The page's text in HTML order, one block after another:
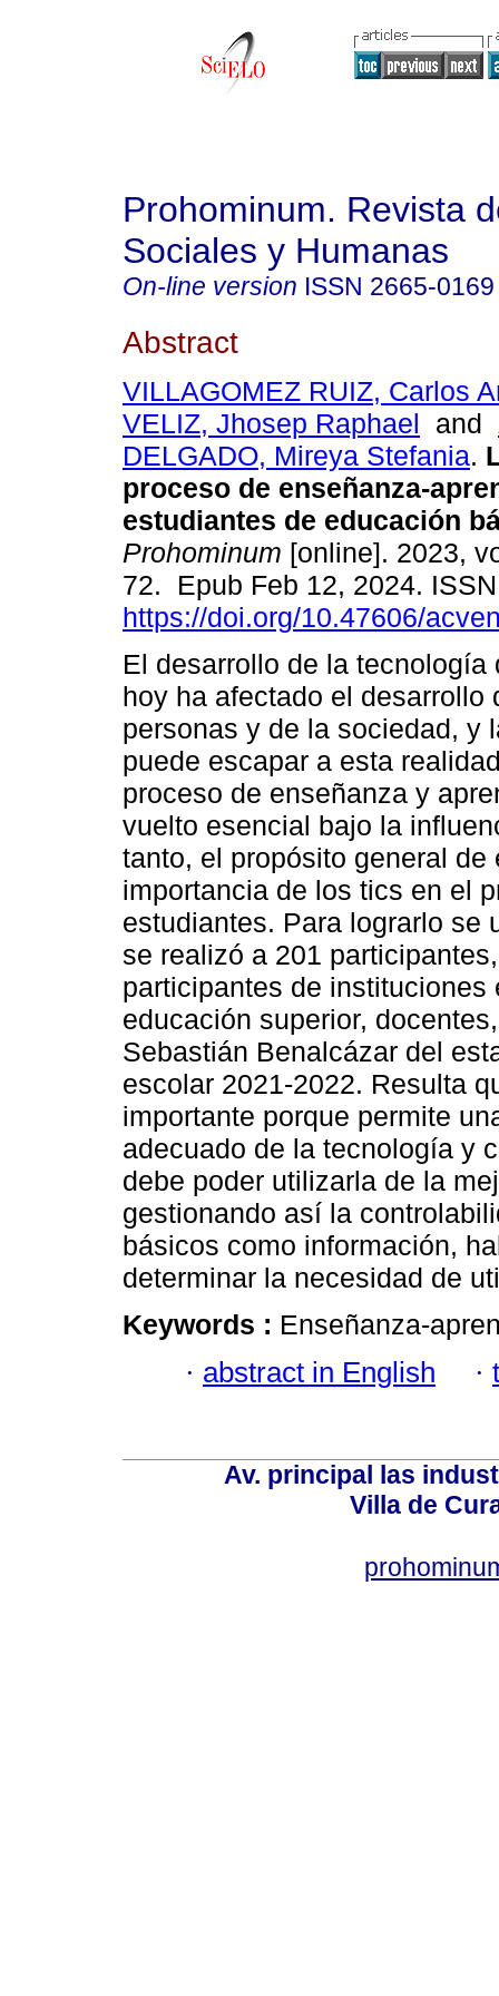
Prohominum. Revista
Sociales y Humanas
On-line version ISSN 2665-0169
Abstract
VILLAGOMEZ RUIZ, Carlos
VELIZ, Jhosep Raphael and
DELGADO, Mireya Stefania.
proceso de enseñanza-
estudiantes de educación
Prohominum [online]. 2023,
72. Epub Feb 12, 2024.
https://doi.org/10.47606/
El desarrollo de la tecnología
hoy ha afectado el desarrollo
personas y de la sociedad, y
puede escapar a esta
proceso de enseñanza y
vuelto esencial bajo la
tanto, el propósito general
importancia de los tics en el
estudiantes. Para lograrlo se
se realizó a 201
participantes de
educación superior,
Sebastián Benalcázar del
escolar 2021-2022. Resulta
importante porque permite
adecuado de la tecnología y
debe poder utilizarla de la
gestionando así la
básicos como información,
determinar la necesidad de
Keywords : Enseñanza-
· abstract in English ·
Av. principal las
Villa de